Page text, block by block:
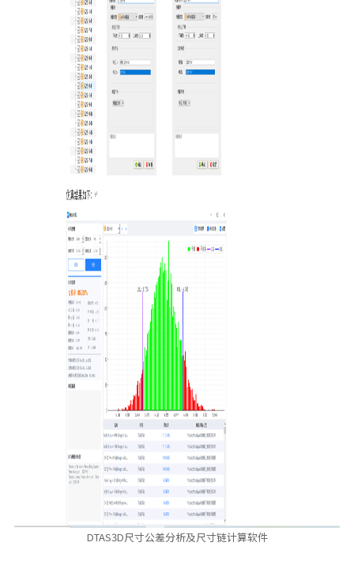
DTAS3D尺寸公差分析及尺寸链计算软件